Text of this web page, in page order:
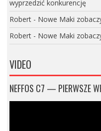
wyprzedzić konkurencję
Robert- Nowe Maki
Robert- Nowe Maki
VIDEO
NEFFOS C7 — PIERWSZE